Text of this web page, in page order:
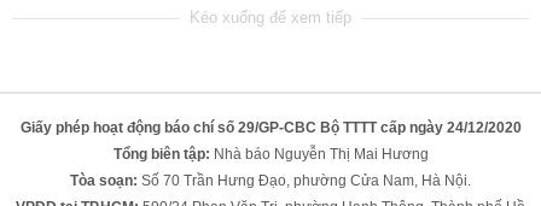
Giấy phép hoạt động báo chí số 29/GP-CBC Bộ TTTT cấp ngày 24/12/2020
Tổng biên tập: Nhà báo Nguyễn Thị Mai Hương
Tòa soạn: Số 70 Trần Hưng Đạo, phường Cửa Nam, Hà Nội.